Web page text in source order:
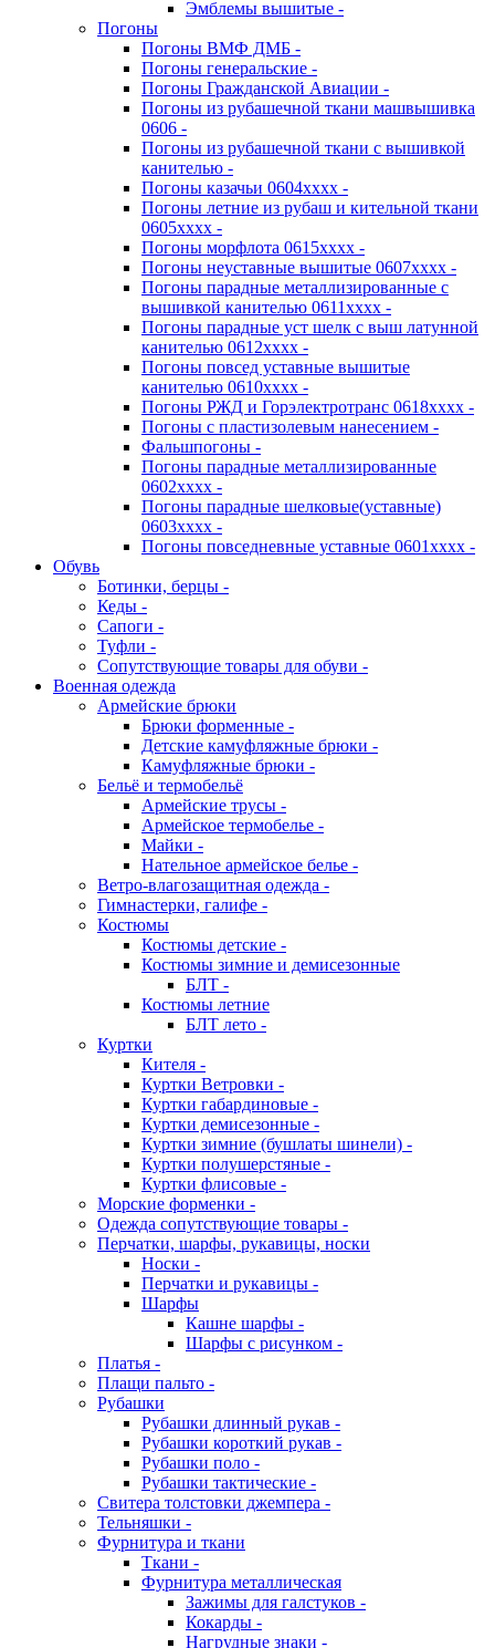
Эмблемы вышитые -
Погоны
Погоны ВМФ ДМБ -
Погоны генеральские -
Погоны Гражданской Авиации -
Погоны из рубашечной ткани машвышивка
0606 -
Погоны из рубашечной ткани с вышивкой
канителью -
Погоны казачьи 0604хххх -
Погоны летние из рубаш и кительной ткани
0605хххх -
Погоны морфлота 0615хххх -
Погоны неуставные вышитые 0607хххх -
Погоны парадные металлизированные с
вышивкой канителью 0611хххх -
Погоны парадные уст шелк с выш латунной
канителью 0612хххх -
Погоны повсед уставные вышитые
канителью 0610хххх -
Погоны РЖД и Горэлектротранс 0618хххх -
Погоны с пластизолевым нанесением -
Фальшпогоны -
Погоны парадные металлизированные
0602хххх -
Погоны парадные шелковые(уставные)
0603хххх -
Погоны повседневные уставные 0601хххх -
Обувь
Ботинки, берцы -
Кеды -
Сапоги -
Туфли -
Сопутствующие товары для обуви -
Военная одежда
Армейские брюки
Брюки форменные -
Детские камуфляжные брюки -
Камуфляжные брюки -
Бельё и термобельё
Армейские трусы -
Армейское термобелье -
Майки -
Нательное армейское белье -
Ветро-влагозащитная одежда -
Гимнастерки, галифе -
Костюмы
Костюмы детские -
Костюмы зимние и демисезонные
БЛТ -
Костюмы летние
БЛТ лето -
Куртки
Кителя -
Куртки Ветровки -
Куртки габардиновые -
Куртки демисезонные -
Куртки зимние (бушлаты шинели) -
Куртки полушерстяные -
Куртки флисовые -
Морские форменки -
Одежда сопутствующие товары -
Перчатки, шарфы, рукавицы, носки
Носки -
Перчатки и рукавицы -
Шарфы
Кашне шарфы -
Шарфы с рисунком -
Платья -
Плащи пальто -
Рубашки
Рубашки длинный рукав -
Рубашки короткий рукав -
Рубашки поло -
Рубашки тактические -
Свитера толстовки джемпера -
Тельняшки -
Фурнитура и ткани
Ткани -
Фурнитура металлическая
Зажимы для галстуков -
Кокарды -
Нагрудные знаки -